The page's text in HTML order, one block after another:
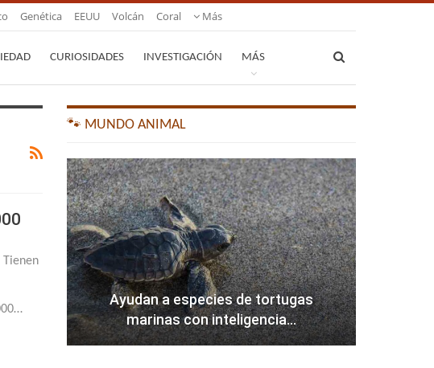
Genética EEUU Volcán Coral Más
CURIOSIDADES INVESTIGACIÓN MÁS
Tienen
🐾 MUNDO ANIMAL
Ayudan a especies de tortugas
marinas con inteligencia…